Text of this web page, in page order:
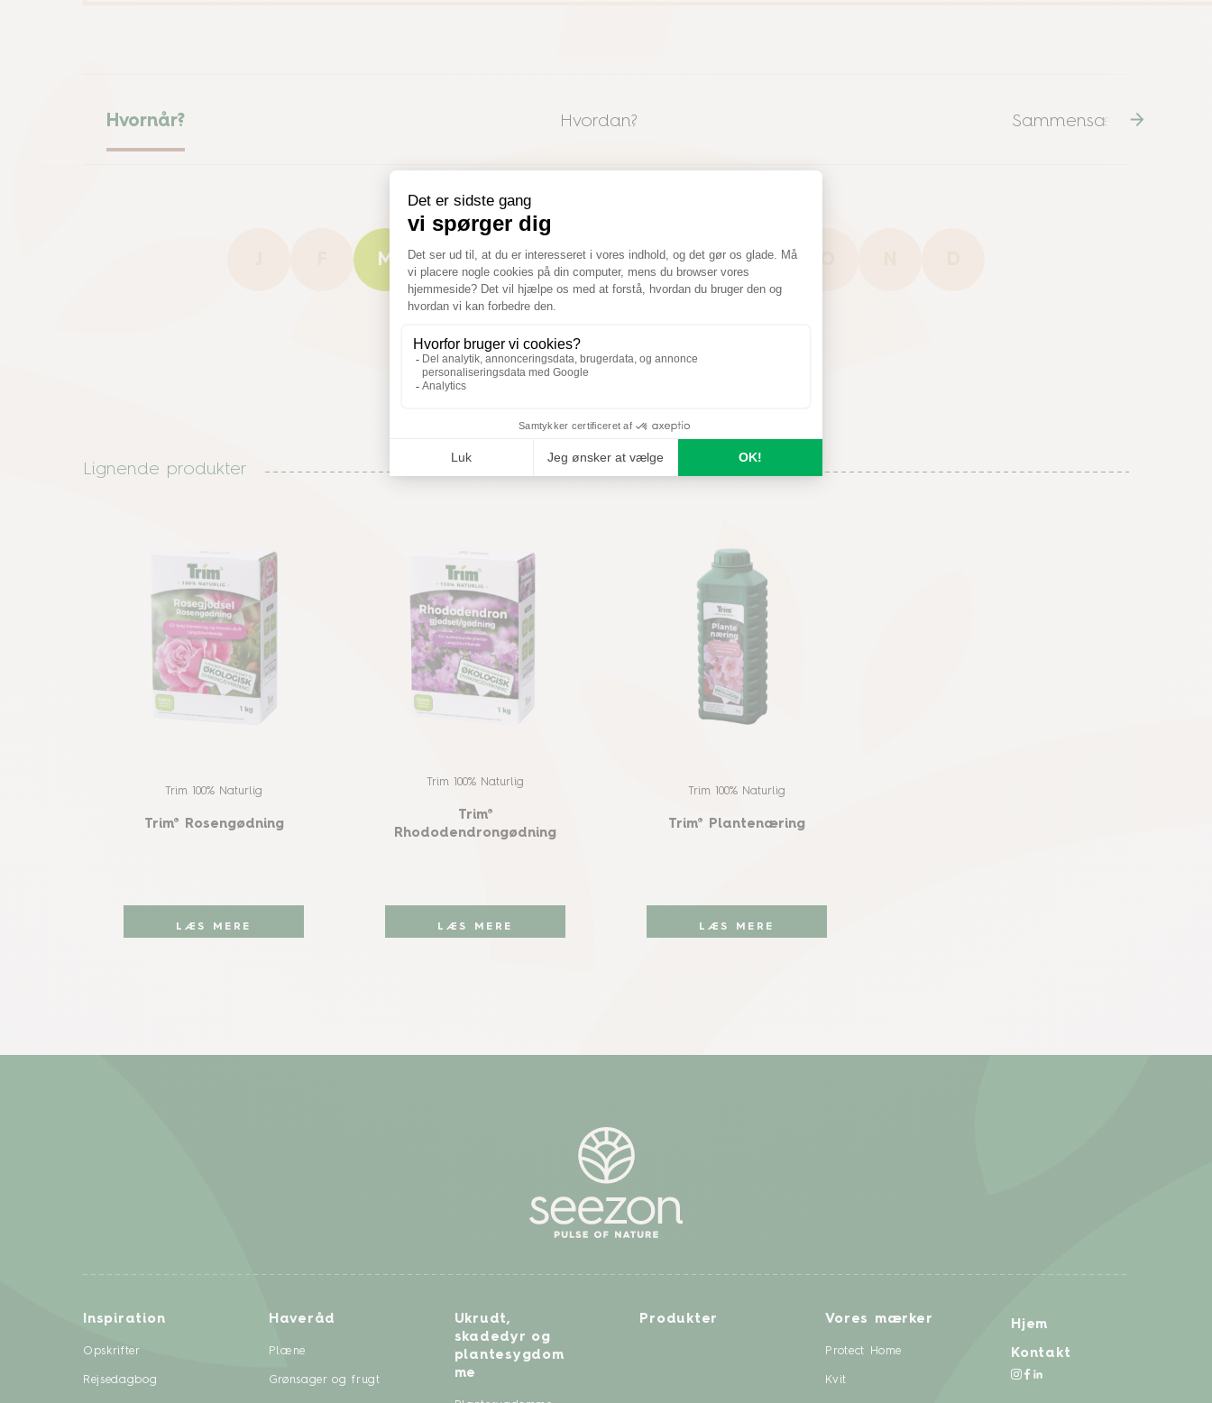
Hvornår? Hvordan? Sammensætning
M A M J J A S
Optimal Mulig Ikke relevant
Lignende produkter
Trim 100% Naturlig
Trim® Rosengødning
LÆS MERE
Trim 100% Naturlig
Trim®
Rhododendrongødning
LÆS MERE
Trim 100% Naturlig
Trim® Plantenæring
LÆS MERE
Inspiration
Opskrifter
Rejsedagbog
Haveråd
Plæne
Grønsager og frugt
Ukrudt,
skadedyr og
plantesygdom
me
Produkter Vores mærker
Protect Home
Kvit
Hjem
Kontakt